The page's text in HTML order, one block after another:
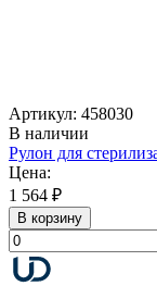
Артикул: 458030
В наличии
Рулон для
Цена:
1 564 ₽
В корзину